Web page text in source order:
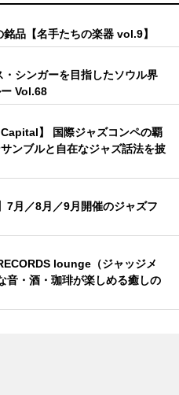
品【名手たちの楽器 vol.9】
・シンガーを目指したソウル界
Vol.68
】 国際ジャズコンペの覇
ンブルと自在なジャズ話法を披
7月／8月／9月開催のジャズフ
lounge（ジャッジメ
音・酒・珈琲が楽しめる癒しの